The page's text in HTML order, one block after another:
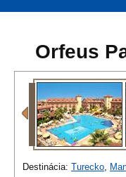
Orfeus
Destinácia: Turecko